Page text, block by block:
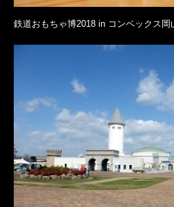
鉄道おもちゃ博2018 in コンベックス岡